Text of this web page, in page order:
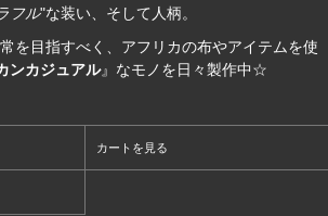
フル"な装い、そして人柄。
を目指すべく、アフリカの布やアイテムを使
ンカジュアル』なモノを日々製作中☆
カートを見る